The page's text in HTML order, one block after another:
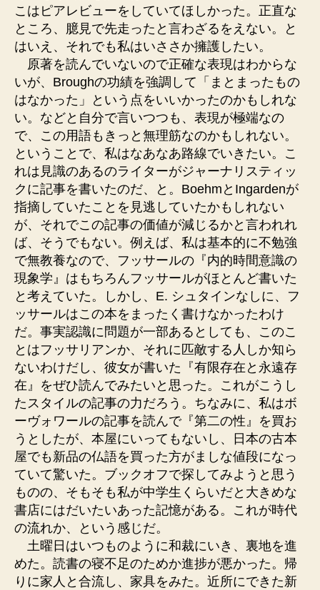
こはピアレビューをしていてほしかった。正直な
ところ、臆見で先走ったと言わざるをえない。と
はいえ、それでも私はいささか擁護したい。
原著を読んでいないので正確な表現はわからな
いが、Broughの功績を強調して「まとまったもの
はなかった」という点をいいかったのかもしれな
い。などと自分で言いつつも、表現が極端なの
で、この用語もきっと無理筋なのかもしれない。
ということで、私はなあなあ路線でいきたい。こ
れは見識のあるのライターがジャーナリスティッ
クに記事を書いたのだ、と。BoehmとIngardenが
指摘していたことを見逃していたかもしれない
が、それでこの記事の価値が減じるかと言われれ
ば、そうでもない。例えば、私は基本的に不勉強
で無教養なので、フッサールの『内的時間意識の
現象学』はもちろんフッサールがほとんど書いた
と考えていた。しかし、E. シュタインなしに、フ
ッサールはこの本をまったく書けなかったわけ
だ。事実認識に問題が一部あるとしても、このこ
とはフッサリアンか、それに匹敵する人しか知ら
ないわけだし、彼女が書いた『有限存在と永遠存
在』をぜひ読んでみたいと思った。これがこうし
たスタイルの記事の力だろう。ちなみに、私はボ
ーヴォワールの記事を読んで『第二の性』を買お
うとしたが、本屋にいってもないし、日本の古本
屋でも新品の仏語を買った方がましな値段になっ
ていて驚いた。ブックオフで探してみようと思う
ものの、そもそも私が中学生くらいだと大きめな
書店にはだいたいあった記憶がある。これが時代
の流れか、という感じだ。
土曜日はいつものように和裁にいき、裏地を進
めた。読書の寝不足のためか進捗が悪かった。帰
りに家人と合流し、家具をみた。近所にできた新